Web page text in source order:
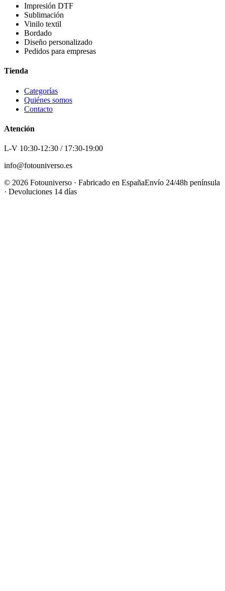
Impresión DTF
Sublimación
Vinilo textil
Bordado
Diseño personalizado
Pedidos para empresas
Tienda
Categorías
Quiénes somos
Contacto
Atención
L-V 10:30-12:30 / 17:30-19:00
info@fotouniverso.es
© 2026 Fotouniverso · Fabricado en EspañaEnvío 24/48h península
· Devoluciones 14 días